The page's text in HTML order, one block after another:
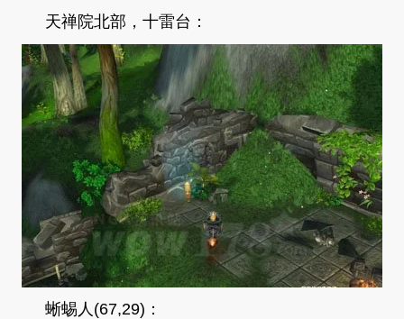
天禅院北部，十雷台：
蜥蜴人(67,29)：